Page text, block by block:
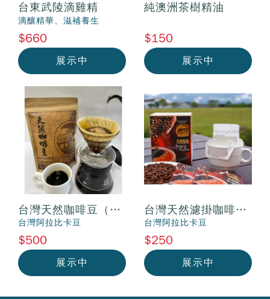
台東武陵滴雞精
滴釀精華、滋補養生
$660
展示中
純澳洲茶樹精油
$150
展示中
台灣天然咖啡豆（自
產自銷）
台灣阿拉比卡豆
$500
展示中
台灣天然濾掛咖啡
（自產自銷）
台灣阿拉比卡豆
$250
展示中